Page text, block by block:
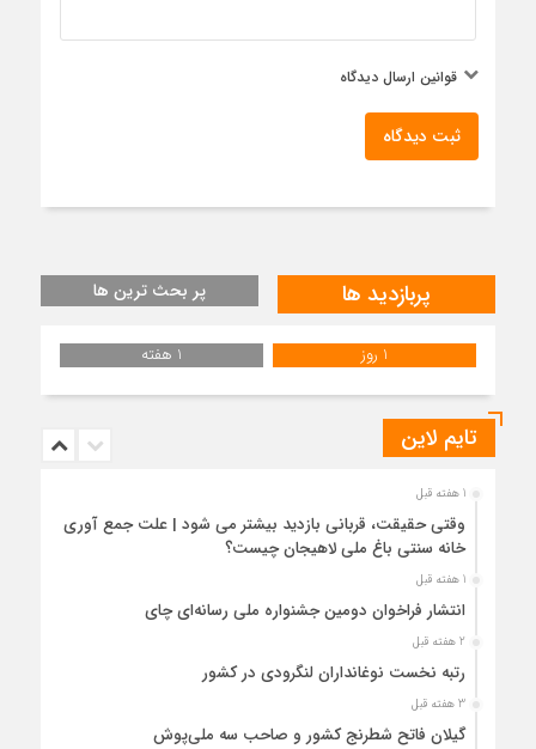
قوانین ارسال دیدگاه
ثبت دیدگاه
پربازدید ها پر بحث ترین ها
1 روز 1 هفته
تایم لاین
1 هفته قبل
وقتی حقیقت، قربانی بازدید بیشتر می شود | علت جمع آوری
خانه سنتی باغ ملی لاهیجان چیست؟
1 هفته قبل
انتشار فراخوان دومین جشنواره ملی رسانه‌ای چای
2 هفته قبل
رتبه نخست نوغانداران لنگرودی در کشور
3 هفته قبل
گیلان فاتح شطرنج کشور و صاحب سه ملی‌پوش